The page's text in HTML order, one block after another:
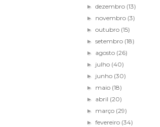
►dezembro (13)
► novembro (3)
►outubro (15)
►setembro (18)
► agosto (26)
► julho (40)
► junho (30)
► maio (18)
► abril (20)
► março (29)
►fevereiro (34)